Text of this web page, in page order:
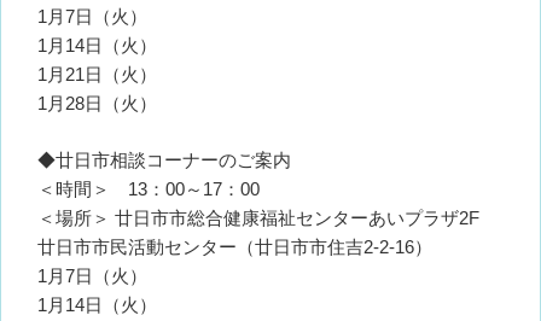
1月7日（火）
1月14日（火）
1月21日（火）
1月28日（火）
◆廿日市相談コーナーのご案内
＜時間＞ 13：00～17：00
＜場所＞ 廿日市市総合健康福祉センターあいプラザ2F
廿日市市民活動センター（廿日市市住吉2-2-16）
1月7日（火）
1月14日（火）